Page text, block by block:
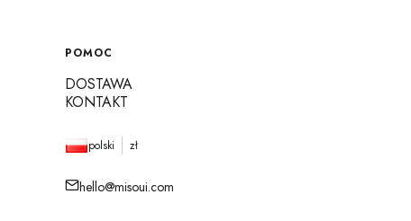
Linki w stopce
POMOC
DOSTAWA
KONTAKT
polski zł
hello@misoui.com